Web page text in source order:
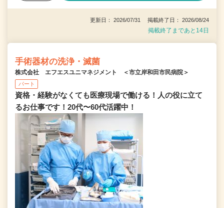
更新日： 2026/07/31 掲載終了日： 2026/08/24
掲載終了まであと14日
手術器材の洗浄・滅菌
株式会社 エフエスユニマネジメント ＜市立岸和田市民病院＞
パート
資格・経験がなくても医療現場で働ける！人の役に立て
るお仕事です！20代〜60代活躍中！